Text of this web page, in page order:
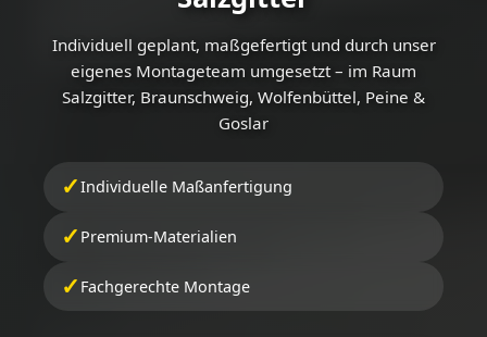
Individuell geplant, maßgefertigt und durch unser
eigenes Montageteam umgesetzt – im Raum
Salzgitter, Braunschweig, Wolfenbüttel, Peine &
Goslar
Individuelle Maßanfertigung
Premium-Materialien
Fachgerechte Montage